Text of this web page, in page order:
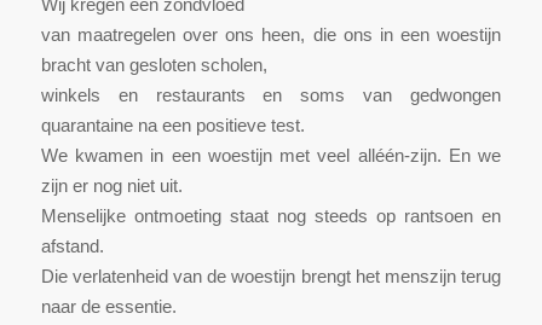
Wij kregen een zondvloed
van maatregelen over ons heen, die ons in een woestijn
bracht van gesloten scholen,
winkels en restaurants en soms van gedwongen
quarantaine na een positieve test.
We kwamen in een woestijn met veel alléén-zijn. En we
zijn er nog niet uit.
Menselijke ontmoeting staat nog steeds op rantsoen en
afstand.
Die verlatenheid van de woestijn brengt het menszijn terug
naar de essentie.